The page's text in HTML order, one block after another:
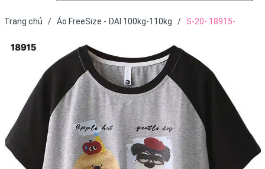
Trang chủ / Áo FreeSize - ĐẠI 100kg-110kg /
S-20- 18915-